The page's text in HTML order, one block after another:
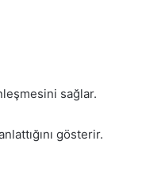
sağlar.
gösterir.